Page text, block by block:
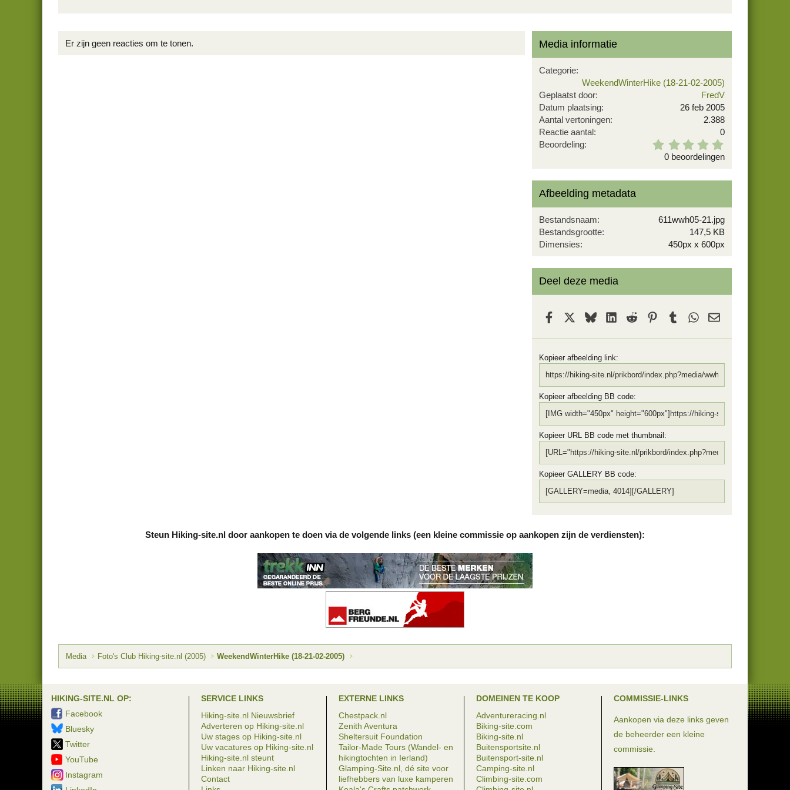
Er zijn geen reacties om te tonen. Media informatie
Categorie
WeekendWinterHike (18-21-02-2005)
Geplaatst door
FredV
Datum plaatsing
26 feb 2005
Aantal vertoningen
2.388
Reactie aantal
0
Beoordeling
,
e
r
)
0 beoordelingen
Afbeelding metadata
Bestandsnaam
611wwh05-21.jpg
Bestandsgrootte
147,5 KB
Dimensies
450px x 600px
Deel deze media
Facebook BlueskyLinkedIn
Reddit PinterestTumblr WhatsApp
E-mail
Kopieer afbeelding link
Kopieer afbeelding BB code
Kopieer URL BB code met thumbnail
Kopieer GALLERY BB code
Steun Hiking-site.nl door aankopen te doen via de volgende links (een kleine commissie op aankopen zijn de verdiensten):
Media Foto's Club Hiking-site.nl (2005) WeekendWinterHike (18-21-02-2005)
HIKING-SITE.NL OP:
Facebook
Bluesky
Twitter
YouTube
Instagram
SERVICE LINKS
Hiking-site.nl Nieuwsbrief
Adverteren op Hiking-site.nl
Uw stages op Hiking-site.nl
Uw vacatures op Hiking-site.nl
Hiking-site.nl steunt
Linken naar Hiking-site.nl
Contact
EXTERNE LINKS
Chestpack.nl
Zenith Aventura
Sheltersuit Foundation
Tailor-Made Tours (Wandel- en
hikingtochten in Ierland)
Glamping-Site.nl, dé site voor
liefhebbers van luxe kamperen
DOMEINEN TE KOOP
Adventureracing.nl
Biking-site.com
Biking-site.nl
Buitensportsite.nl
Buitensport-site.nl
Camping-site.nl
Climbing-site.com
COMMISSIE-LINKS
Aankopen via deze links geven
de beheerder een kleine
commissie.